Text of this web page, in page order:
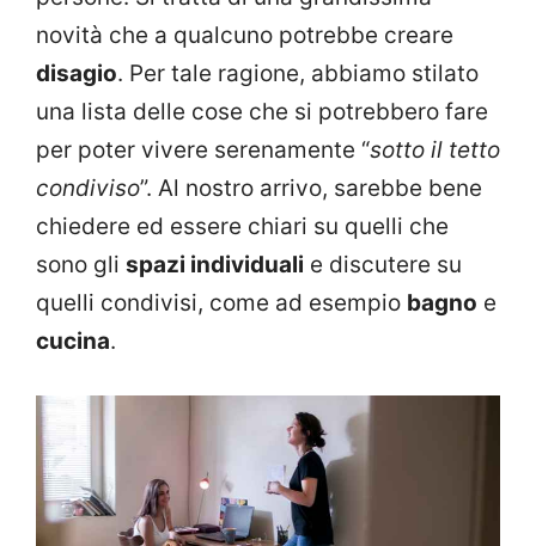
novità che a qualcuno potrebbe creare
disagio. Per tale ragione, abbiamo stilato
una lista delle cose che si potrebbero fare
per poter vivere serenamente “sotto il tetto
condiviso”. Al nostro arrivo, sarebbe bene
chiedere ed essere chiari su quelli che
sono gli spazi individuali e discutere su
quelli condivisi, come ad esempio bagno e
cucina.